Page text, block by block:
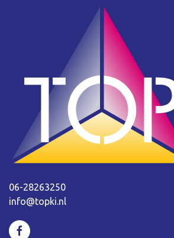
06-28263250
info@topki.nl